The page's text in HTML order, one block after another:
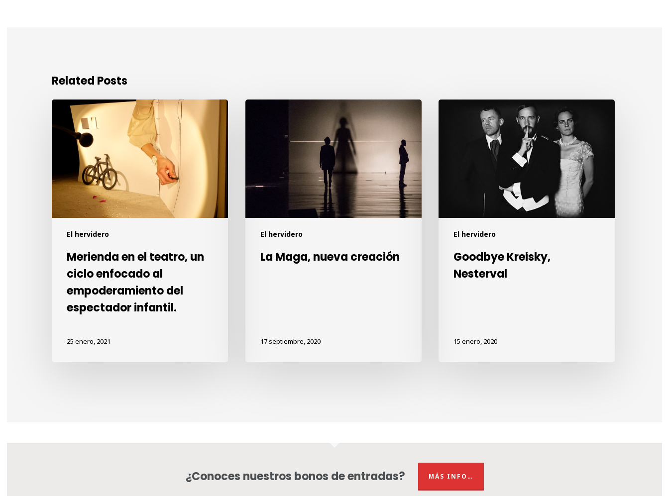
Related Posts
El hervidero
Merienda
enfocado
empoderamiento
espectador
Merienda en el teatro, un
ciclo enfocado al
empoderamiento del
espectador infantil.
25 enero, 2021
El hervidero
La Maga, nueva creación
17 septiembre, 2020
El hervidero
Goodbye Kreisky,
Nesterval
15 enero, 2020
¿Conoces nuestros bonos de entradas? MÁS INFO…